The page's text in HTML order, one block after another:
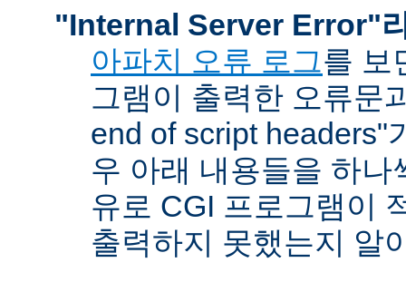
"Internal Server Error"
아파치 오류 로그를 보
그램이 출력한 오류문
end of script headers"
우 아래 내용들을 하나
유로 CGI 프로그램이
출력하지 못했는지 알